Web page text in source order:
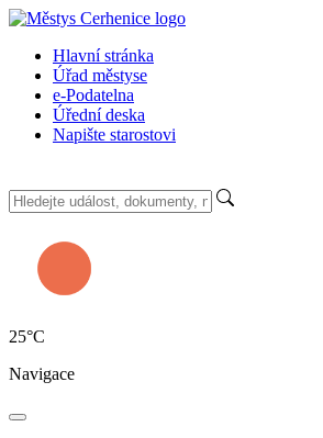
Hlavní stránka
Úřad městyse
e-Podatelna
Úřední deska
Napište starostovi
25°C
Navigace